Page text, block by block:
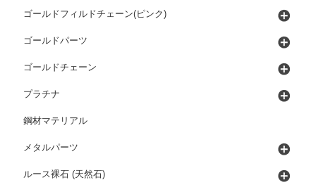
ゴールドフィルドチェーン(ピンク)
ゴールドパーツ
ゴールドチェーン
プラチナ
鋼材マテリアル
メタルパーツ
ルース裸石 (天然石)